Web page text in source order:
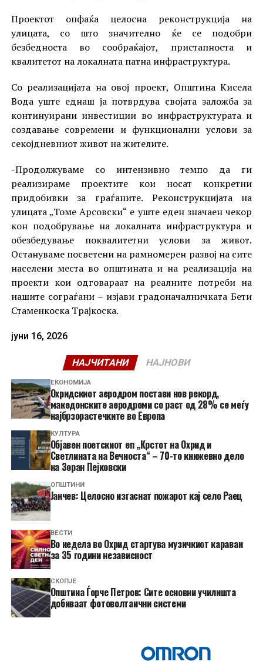
Проектот опфаќа целосна реконструкција на
улицата, со што значително ќе се подобри
безбедноста во сообраќајот, пристапноста и
квалитетот на локалната патна инфраструктура.
Со реализацијата на овој проект, Општина Кисела
Вода уште еднаш ја потврдува својата заложба за
континуирани инвестиции во инфраструктурата и
создавање современи и функционални услови за
секојдневниот живот на жителите.
-Продолжуваме со интензивно темпо да ги
реализираме проектите кои носат конкретни
придобивки за граѓаните. Реконструкцијата на
улицата „Томе Арсовски“ е уште еден значаен чекор
кон подобрување на локалната инфраструктура и
обезбедување поквалитетни услови за живот.
Остануваме посветени на рамномерен развој на сите
населени места во општината и на реализација на
проекти кои одговараат на реалните потреби на
нашите сограѓани – изјави градоначалничката Бети
Стаменкоска Трајкоска.
јуни 16, 2026
НАЈЧИТАНИ НАЈНОВИ
ЕКОНОМИЈА
Охридскиот аеродром постави нов рекорд,
македонските аеродроми со раст од 28% се меѓу
најбрзорастечките во Европа
КУЛТУРА
Објавен поетскиот еп „Крстот на Охрид и
Светлината на Вечноста“ – 70-то книжевно дело
на Зоран Пејковски
ОПШТИНИ
Јанчев: Целосно изгаснат пожарот кај село Раец
ВЕСТИ
Во недела во Охрид стартува музичкиот караван
за 35 години независност
СКОПЈЕ
Општина Ѓорче Петров: Сите основни училишта
добиваат фотоволтаични системи